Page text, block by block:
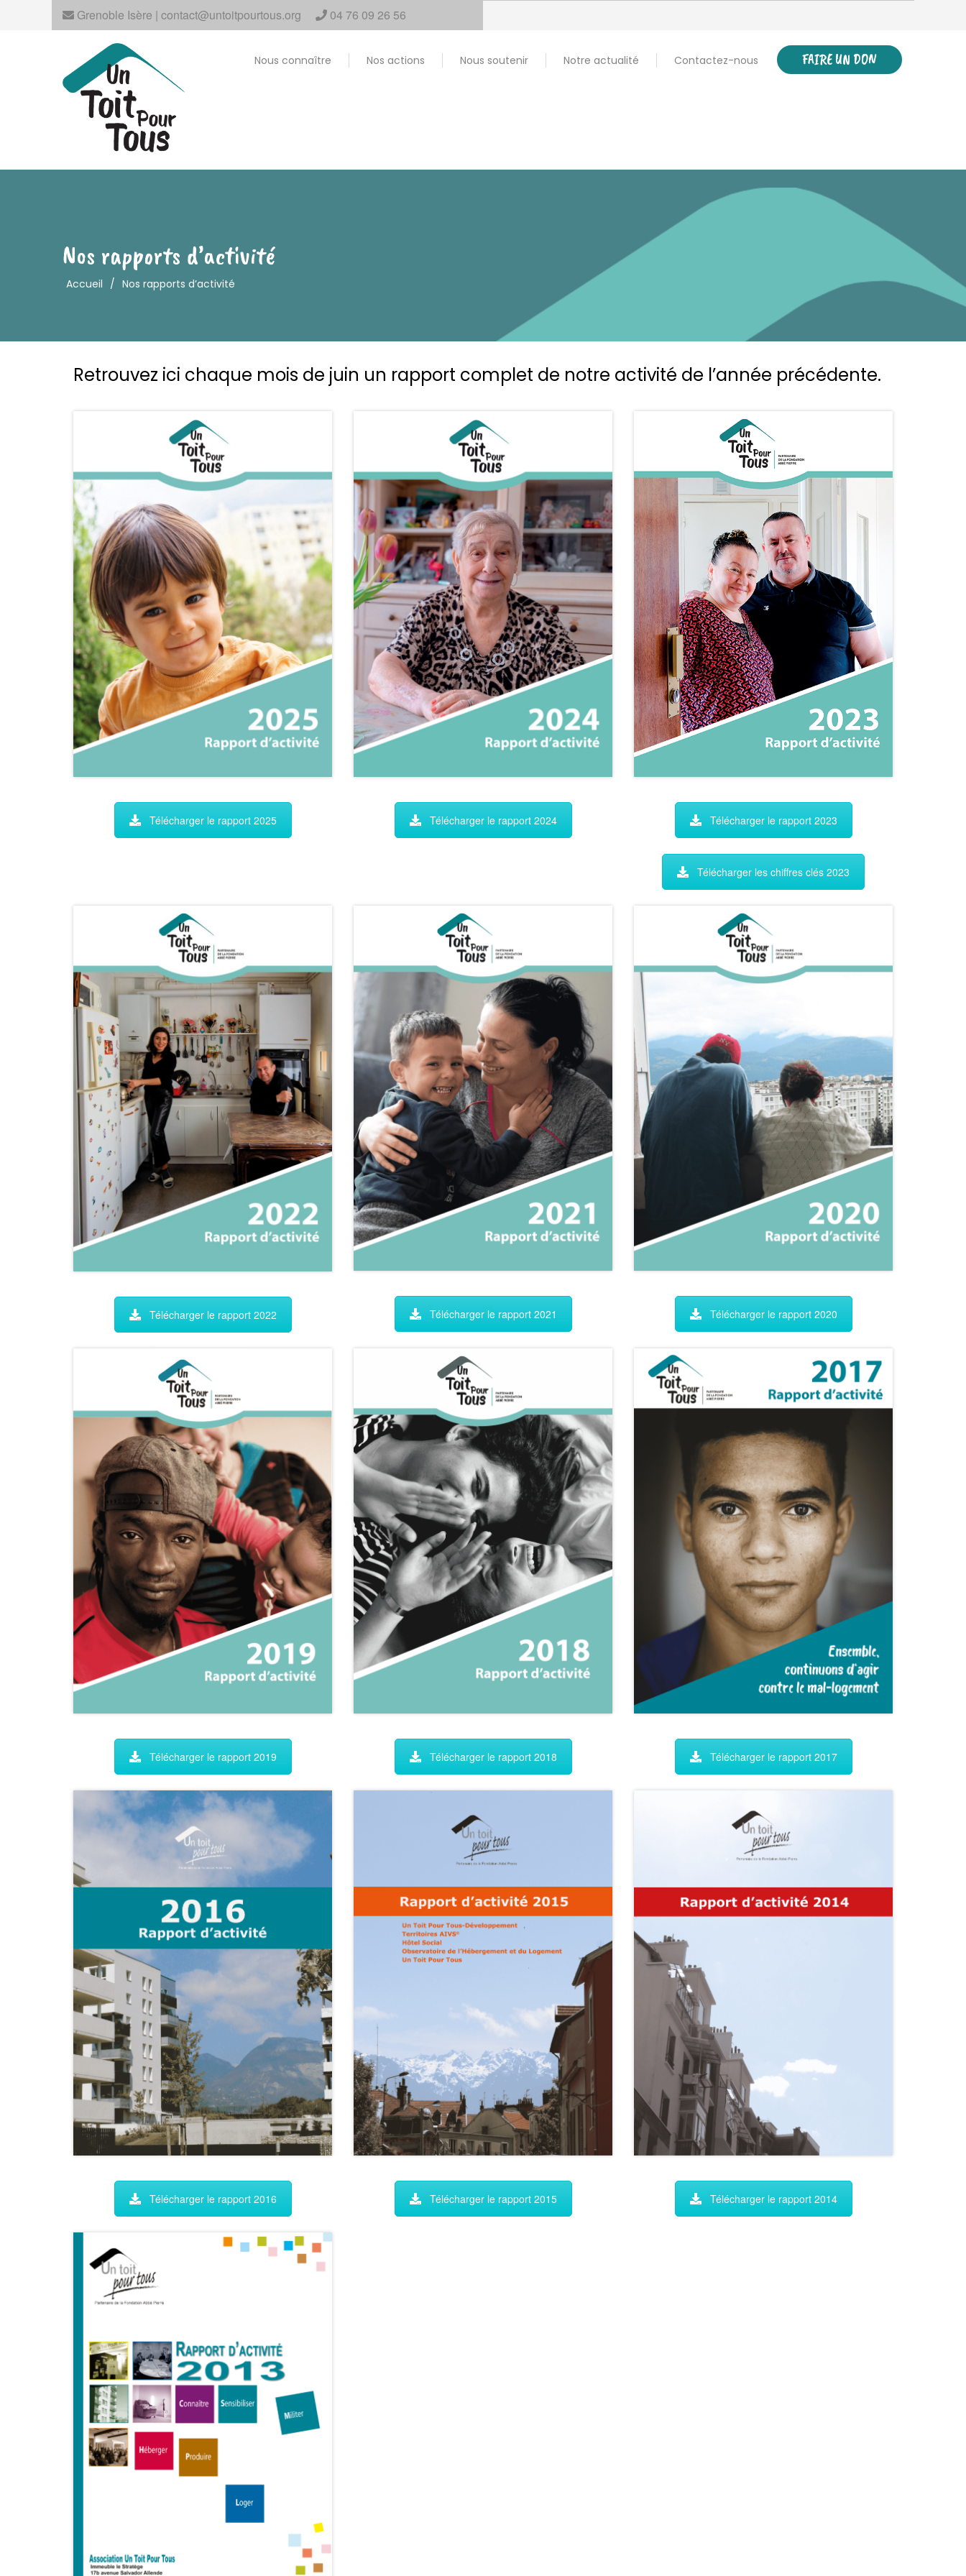
Grenoble Isère | contact@untoitpourtous.org 04 76 09 26 56
FAIRE UN DON
Nous connaître Nos actions Nous soutenir Notre actualité Contactez-nous
Nos rapports d’activité
Accueil / Nos rapports d’activité
Retrouvez ici chaque mois de juin un rapport complet de notre activité de l’année précédente.
Télécharger le rapport 2025 Télécharger le rapport 2024 Télécharger le rapport 2023
Télécharger les chiffres clés 2023
Télécharger le rapport 2022 Télécharger le rapport 2021 Télécharger le rapport 2020
Télécharger le rapport 2019 Télécharger le rapport 2018 Télécharger le rapport 2017
Télécharger le rapport 2016 Télécharger le rapport 2015 Télécharger le rapport 2014